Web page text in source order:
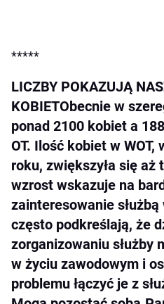
*****
LICZBY POKAZUJĄ
KOBIETObecnie w
ponad 2100 kobiet a
OT. Ilość kobiet w
roku, zwiększyła się aż
wzrost wskazuje na
zainteresowanie
często podkreślają, że
zorganizowaniu służby
w życiu zawodowym i
problemu łączyć je z